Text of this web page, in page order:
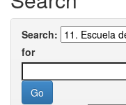
Search:
for